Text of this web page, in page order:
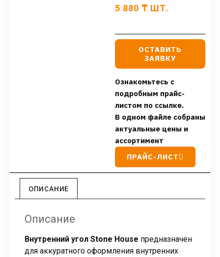
5 880 ₸ ШТ.
ОСТАВИТЬ
ЗАЯВКУ
Ознакомьтесь с
подробным прайс-
листом по ссылке.
В одном файле собраны
актуальные цены и
ассортимент
ПРАЙС-ЛИСТ
ОПИСАНИЕ
Описание
Внутренний угол Stone House предназначен
для аккуратного оформления внутренних